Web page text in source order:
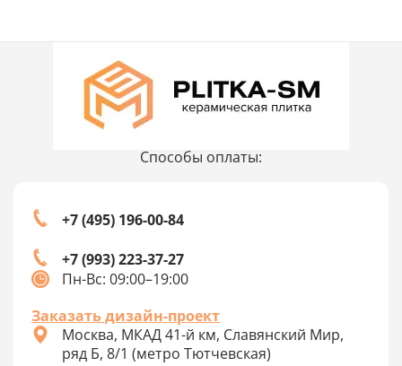
Способы оплаты:
+7 (495) 196-00-84
+7 (993) 223-37-27
Пн-Вс: 09:00–19:00
Заказать дизайн-проект
Москва, МКАД 41-й км, Славянский Мир,
ряд Б, 8/1 (метро Тютчевская)